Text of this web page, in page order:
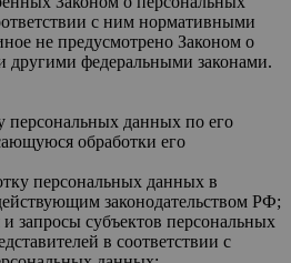
с ним нормативными
не предусмотрено Законом о
другими федеральными законами.
персональных данных по его
обработки его
персональных данных в
законодательством РФ;
запросы субъектов персональных
в соответствии с